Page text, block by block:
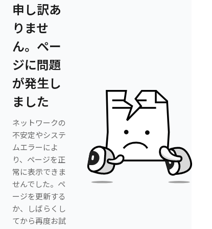
申し訳あ
りませ
ん。ペー
ジに問題
が発生し
ました
ネットワークの
不安定やシステ
ムエラーによ
り、ページを正
常に表示できま
せんでした。ペ
ージを更新する
か、しばらくし
てから再度お試